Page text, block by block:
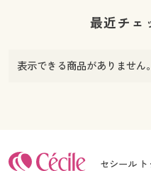
最近チェ
表示できる商品がありません。
セシール